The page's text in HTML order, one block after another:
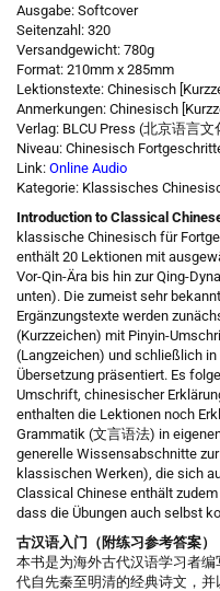
Ausgabe: Softcover
Seitenzahl: 320
Versandgewicht: 780g
Format: 210mm x 285mm
Lektionstexte: Chinesisch
Anmerkungen: Chinesisch
Verlag: BLCU Press (北京语言
Niveau: Chinesisch
Link: Online Audio
Kategorie: Klassisches
Introduction to Classical
klassische Chinesisch für
enthält 20 Lektionen mit
Vor-Qin-Ära bis hin zur Qing-
unten). Die zumeist sehr
Ergänzungstexte werden
(Kurzzeichen) mit Pinyin-
(Langzeichen) und schließlich
Übersetzung präsentiert. Es
Umschrift, chinesischer
enthalten die Lektionen noch
Grammatik (文言语法) in
generelle Wissensabschnitte
klassischen Werken), die sich
Classical Chinese enthält
dass die Übungen auch selbst
古汉语入门（附练习参考答案）
本书是为海外古代汉语学习者
代自先秦至明清的经典诗文，